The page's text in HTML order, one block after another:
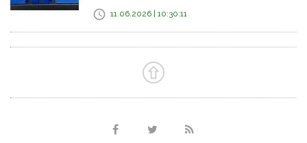
11.06.2026 | 10:30:11